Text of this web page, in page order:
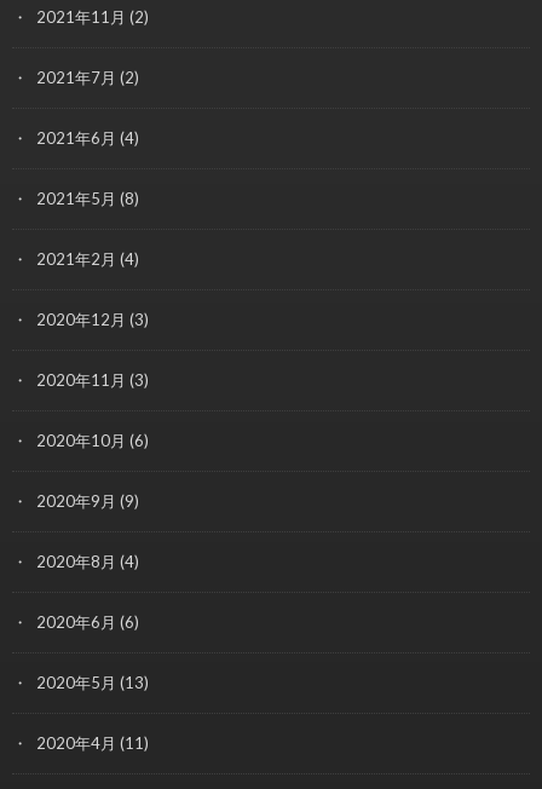
2021年11月 (2)
2021年7月 (2)
2021年6月 (4)
2021年5月 (8)
2021年2月 (4)
2020年12月 (3)
2020年11月 (3)
2020年10月 (6)
2020年9月 (9)
2020年8月 (4)
2020年6月 (6)
2020年5月 (13)
2020年4月 (11)